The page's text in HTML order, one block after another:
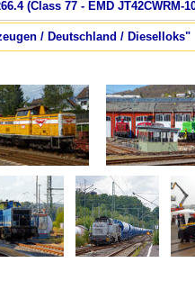
(Class 77 - EMD JT42CWRM-
/ Deutschland / Dieselloks"